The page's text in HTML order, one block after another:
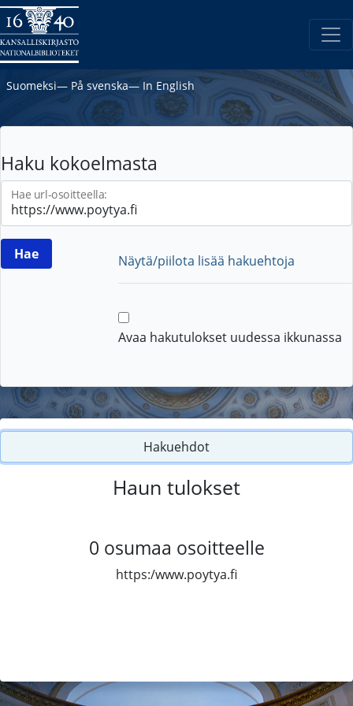
Suomeksi― På svenska― In English
Haku kokoelmasta
Hae url-osoitteella:
Näytä/piilota lisää hakuehtoja
Avaa hakutulokset uudessa ikkunassa
Hakuehdot
Haun tulokset
0 osumaa osoitteelle
https:/www.poytya.fi